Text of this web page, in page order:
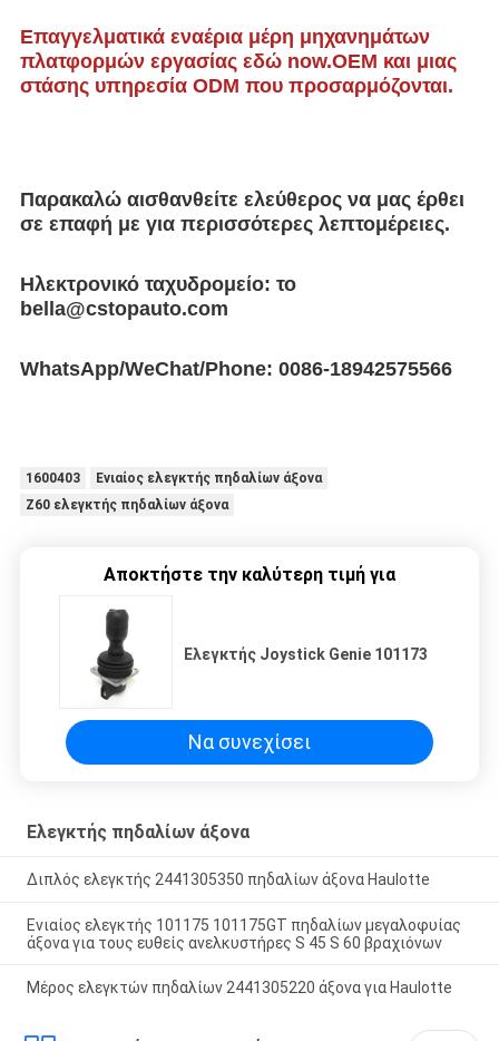
Επαγγελματικά εναέρια μέρη μηχανημάτων
πλατφορμών εργασίας εδώ now.OEM και μιας
στάσης υπηρεσία ODM που προσαρμόζονται.
Παρακαλώ αισθανθείτε ελεύθερος να μας έρθει
σε επαφή με για περισσότερες λεπτομέρειες.
Ηλεκτρονικό ταχυδρομείο: το
bella@cstopauto.com
WhatsApp/WeChat/Phone: 0086-18942575566
1600403
Ενιαίος ελεγκτής πηδαλίων άξονα
Z60 ελεγκτής πηδαλίων άξονα
Αποκτήστε την καλύτερη τιμή για
Ελεγκτής Joystick Genie 101173
Να συνεχίσει
Ελεγκτής πηδαλίων άξονα
Διπλός ελεγκτής 2441305350 πηδαλίων άξονα Haulotte
Ενιαίος ελεγκτής 101175 101175GT πηδαλίων μεγαλοφυίας
άξονα για τους ευθείς ανελκυστήρες S 45 S 60 βραχιόνων
Μέρος ελεγκτών πηδαλίων 2441305220 άξονα για Haulotte